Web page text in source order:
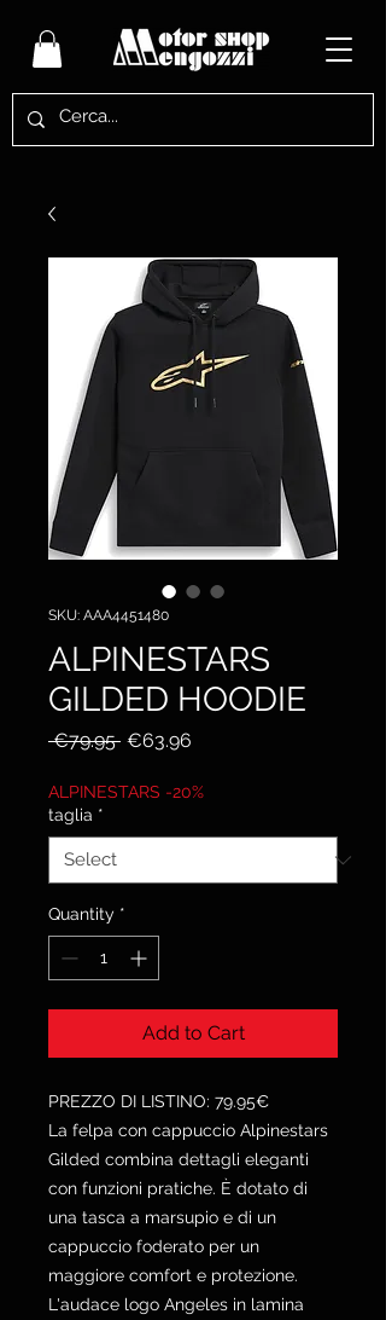
SKU: AAA4451480
ALPINESTARS
GILDED HOODIE
€79.95 Regular
€63.96
ALPINESTARS -20%
taglia *
Quantity *
Add to Cart
PREZZO DI LISTINO: 79.95€
La felpa con cappuccio Alpinestars
Gilded combina dettagli eleganti
con funzioni pratiche. È dotato di
una tasca a marsupio e di un
cappuccio foderato per un
maggiore comfort e protezione.
L'audace logo Angeles in lamina